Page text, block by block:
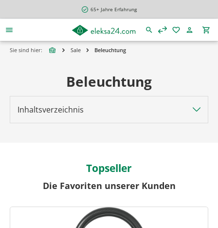
65+ Jahre Erfahrung
Sie sind hier: Sale Beleuchtung
Inhaltsverzeichnis
Beleuchtung
Topseller
Die Favoriten unserer Kunden
Produktgalerie überspringen